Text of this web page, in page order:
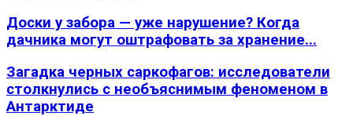
Доски у забора — уже нарушение? Когда
дачника могут оштрафовать за хранение...
Загадка черных саркофагов: исследователи
столкнулись с необъяснимым феноменом в
Антарктиде